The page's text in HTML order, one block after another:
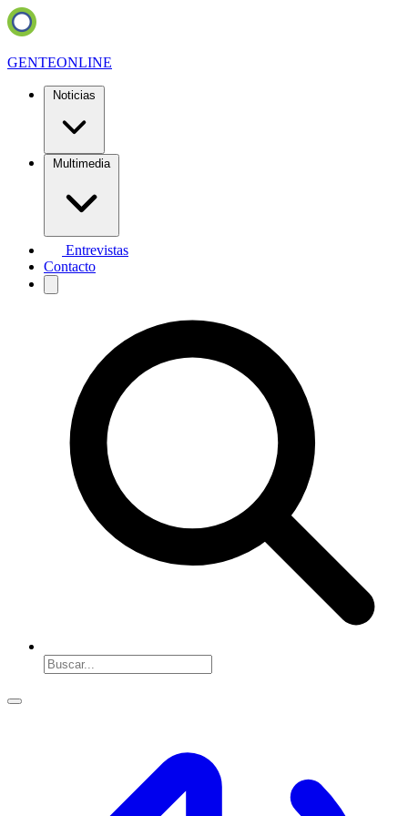
GENTEONLINE
Noticias
Multimedia
Entrevistas
Contacto